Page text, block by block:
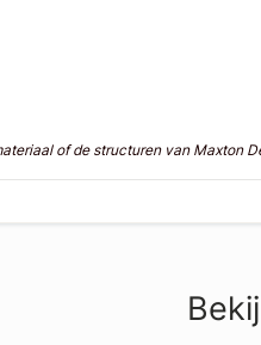
of de structuren van Maxton